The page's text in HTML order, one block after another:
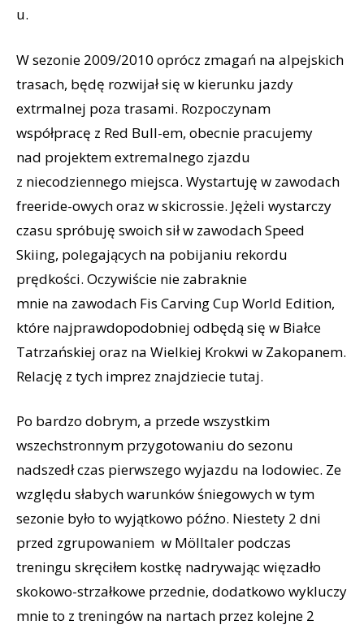
u.
W sezonie 2009/2010 oprócz zmagań na alpejskich
trasach, będę rozwijał się w kierunku jazdy
extrmalnej poza trasami. Rozpoczynam
współpracę z Red Bull-em, obecnie pracujemy
nad projektem extremalnego zjazdu
z niecodziennego miejsca. Wystartuję w zawodach
freeride-owych oraz w skicrossie. Jężeli wystarczy
czasu spróbuję swoich sił w zawodach Speed
Skiing, polegających na pobijaniu rekordu
prędkości. Oczywiście nie zabraknie
mnie na zawodach Fis Carving Cup World Edition,
które najprawdopodobniej odbędą się w Białce
Tatrzańskiej oraz na Wielkiej Krokwi w Zakopanem.
Relację z tych imprez znajdziecie tutaj.
Po bardzo dobrym, a przede wszystkim
wszechstronnym przygotowaniu do sezonu
nadszedł czas pierwszego wyjazdu na lodowiec. Ze
względu słabych warunków śniegowych w tym
sezonie było to wyjątkowo późno. Niestety 2 dni
przed zgrupowaniem w Mölltaler podczas
treningu skręciłem kostkę nadrywając więzadło
skokowo-strzałkowe przednie, dodatkowo wykluczy
mnie to z treningów na nartach przez kolejne 2